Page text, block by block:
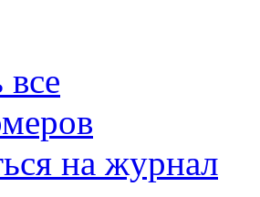
на журнал